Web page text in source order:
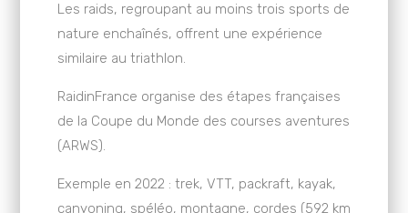
Les raids, regroupant au moins trois sports de
nature enchaînés, offrent une expérience
similaire au triathlon.
RaidinFrance organise des étapes françaises
de la Coupe du Monde des courses aventures
(ARWS).
Exemple en 2022 : trek, VTT, packraft, kayak,
canyoning, spéléo, montagne, cordes (592 km